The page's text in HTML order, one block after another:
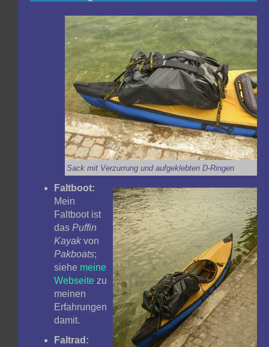
Sack mit Verzurrung und aufgeklebten D-Ringen
Faltboot:
Mein
Faltboot ist
das Puffin
Kayakvon
Pakboats;
siehe meine
Webseite zu
meinen
Erfahrungen
damit.
Faltrad: